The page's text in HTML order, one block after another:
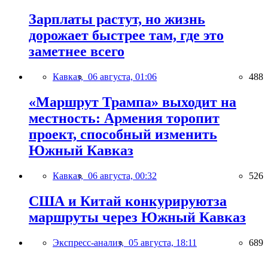
Зарплаты растут, но жизнь
дорожает быстрее там, где это
заметнее всего
Кавказ, 06 августа, 01:06 488
«Маршрут Трампа» выходит на
местность: Армения торопит
проект, способный изменить
Южный Кавказ
Кавказ, 06 августа, 00:32 526
США и Китай конкурируютза
маршруты через Южный Кавказ
Экспресс-анализ, 05 августа, 18:11 689